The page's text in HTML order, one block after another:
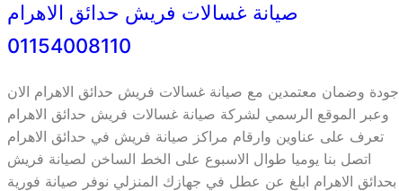
صيانة غسالات فريش حدائق الاهرام
01154008110
جودة وضمان معتمدين مع صيانة غسالات فريش حدائق الاهرام الان
وعبر الموقع الرسمي لشركة صيانة غسالات فريش حدائق الاهرام
تعرف على عناوين وارقام مراكز صيانة فريش في حدائق الاهرام
اتصل بنا يوميا طوال الاسبوع على الخط الساخن لصيانة فريش
بحدائق الاهرام ابلغ عن عطل في جهازك المنزلي نوفر صيانة فورية